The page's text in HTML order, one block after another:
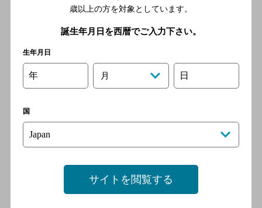
町駅／ＪＲ高徳線 栗林公園
北口駅／ＪＲ高徳線 栗林駅
駅／高松琴平電鉄志度線 瓦
町駅／ＪＲ高徳線 栗林公園
歳以上の方を対象としています。
誕生年月日を西暦でご入力下さい。
生年月日
年 月 日
国
サイトを閲覧する